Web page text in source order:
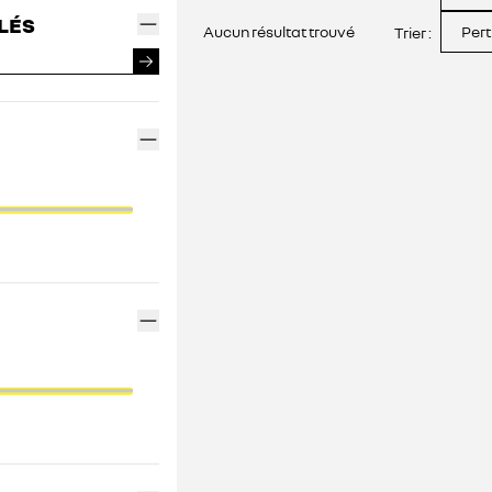
FINANCEMENT GEMY
CONTACTEZ UN MÉDIATEUR
Aucun résultat trouvé Trier :